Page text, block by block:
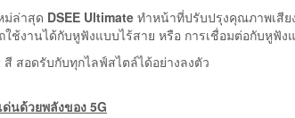
ม่ล่าสุด DSEE Ultimate ทำหน้าที่ปรับปรุงคุณภาพเสีย
ใช้งานได้กับหูฟังแบบไร้สาย หรือ การเชื่อมต่อกับหูฟั
สี สอดรับกับทุกไลฟ์สไตล์ได้อย่างลงตัว
นด้วยพลังของ 5G